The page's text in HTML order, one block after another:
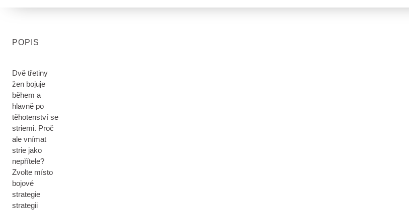
POPIS
Dvě třetiny
žen bojuje
během a
hlavně po
těhotenství se
striemi. Proč
ale vnímat
strie jako
nepřítele?
Zvolte místo
bojové
strategie
strategii